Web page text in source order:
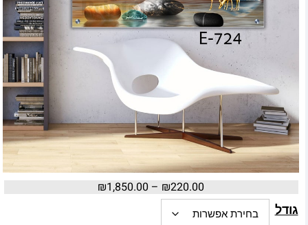
₪220.00
–
₪1,850.00
גודל